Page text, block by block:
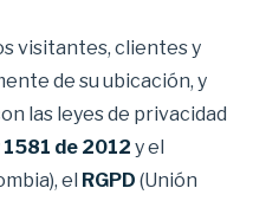
visitantes, clientes y
de su ubicación, y
las leyes de privacidad
1581 de 2012 y el
el RGPD (Unión